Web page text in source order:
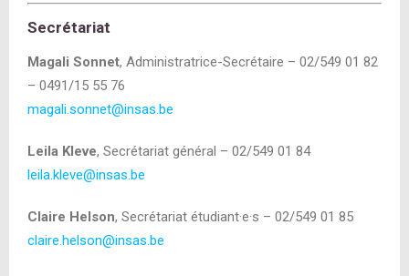
Secrétariat
Magali Sonnet, Administratrice-Secrétaire – 02/549 01 82
– 0491/15 55 76
magali.sonnet@insas.be
Leila Kleve, Secrétariat général – 02/549 01 84
leila.kleve@insas.be
Claire Helson, Secrétariat étudiant·e·s – 02/549 01 85
claire.helson@insas.be